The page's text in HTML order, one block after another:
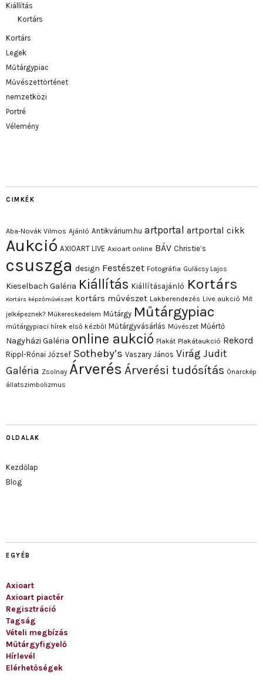
Kiállítás
Kortárs
Kortárs
Legek
Műtárgypiac
Művészettörténet
nemzetközi
Portré
Vélemény
CIMKÉK
Aba-Novák Vilmos Ajánló Antikvárium.hu artportal artportal cikk
Aukció AXIOART LIVE Axioart online BÁV Christie’s
csuszga design Festészet Fotográfia Gulácsy Lajos
Kieselbach Galéria Kiállítás Kiállításajánló Kortárs
Kortárs képzőművészet kortárs művészet Lakberendezés Live aukció Mit
jelképeznek? Műkereskedelem Műtárgy Műtárgypiac
műtárgypiaci hírek első kézből Műtárgyvásárlás Művészet Műértő
Nagyházi Galéria online aukció Plakát Plakátaukció Rekord
Rippl-Rónai József Sotheby’s Vaszary János Virág Judit
Galéria Zsolnay Árverés Árverési tudósítás Önarckép
állatszimbolizmus
OLDALAK
Kezdőlap
Blog
EGYÉB
Axioart
Axioart piactér
Regisztráció
Tagság
Vételi megbízás
Műtárgyfigyelő
Hírlevél
Elérhetőségek